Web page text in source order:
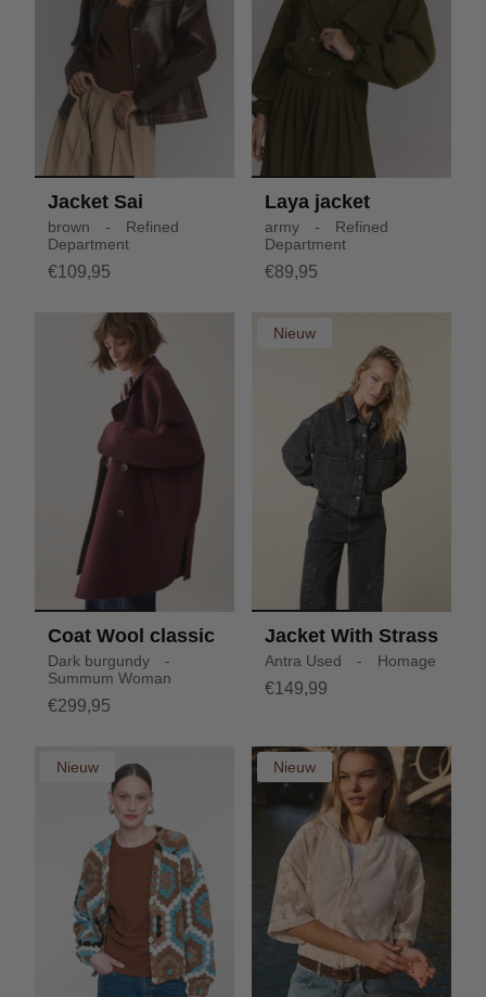
Jacket Sai
brown - Refined
Department
€109,95
Laya jacket
army - Refined
Department
€89,95
Coat Wool classic
Dark burgundy -
Summum Woman
€299,95
Nieuw
Jacket With Strass
Antra Used - Homage
€149,99
Nieuw Nieuw